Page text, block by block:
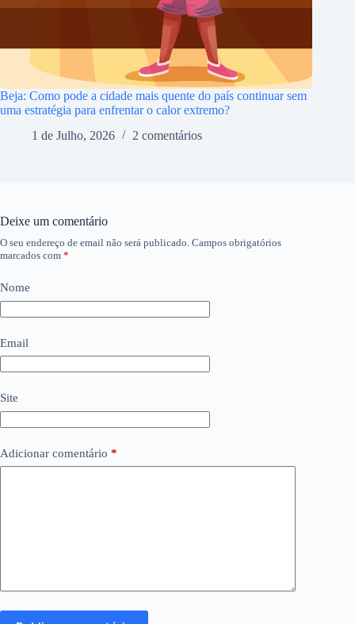
Beja: Como pode a cidade mais quente do país continuar sem
uma estratégia para enfrentar o calor extremo?
1 de Julho, 2026
2 comentários
Deixe um comentário
O seu endereço de email não será publicado. Campos obrigatórios
marcados com *
Nome
Email
Site
Adicionar comentário *